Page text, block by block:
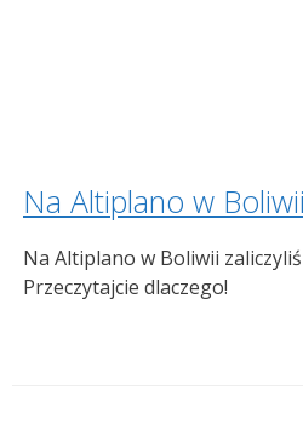
Na Altiplano w Boliwii
Na Altiplano w Boliwii
Przeczytajcie dlaczego!